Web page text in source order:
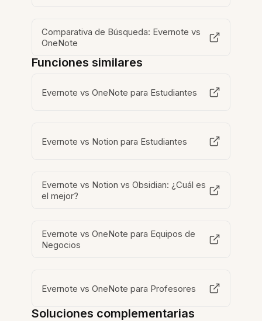
Comparativa de Búsqueda: Evernote vs
OneNote
Funciones similares
Evernote vs OneNote para Estudiantes
Evernote vs Notion para Estudiantes
Evernote vs Notion vs Obsidian: ¿Cuál es
el mejor?
Evernote vs OneNote para Equipos de
Negocios
Evernote vs OneNote para Profesores
Soluciones complementarias